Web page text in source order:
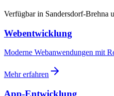
Verfügbar in Sandersdorf-Brehna
Webentwicklung
Moderne Webanwendungen mit
Mehr erfahren
App-Entwicklung